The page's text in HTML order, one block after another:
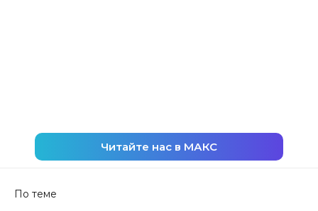
Читайте нас в МАКС
По теме